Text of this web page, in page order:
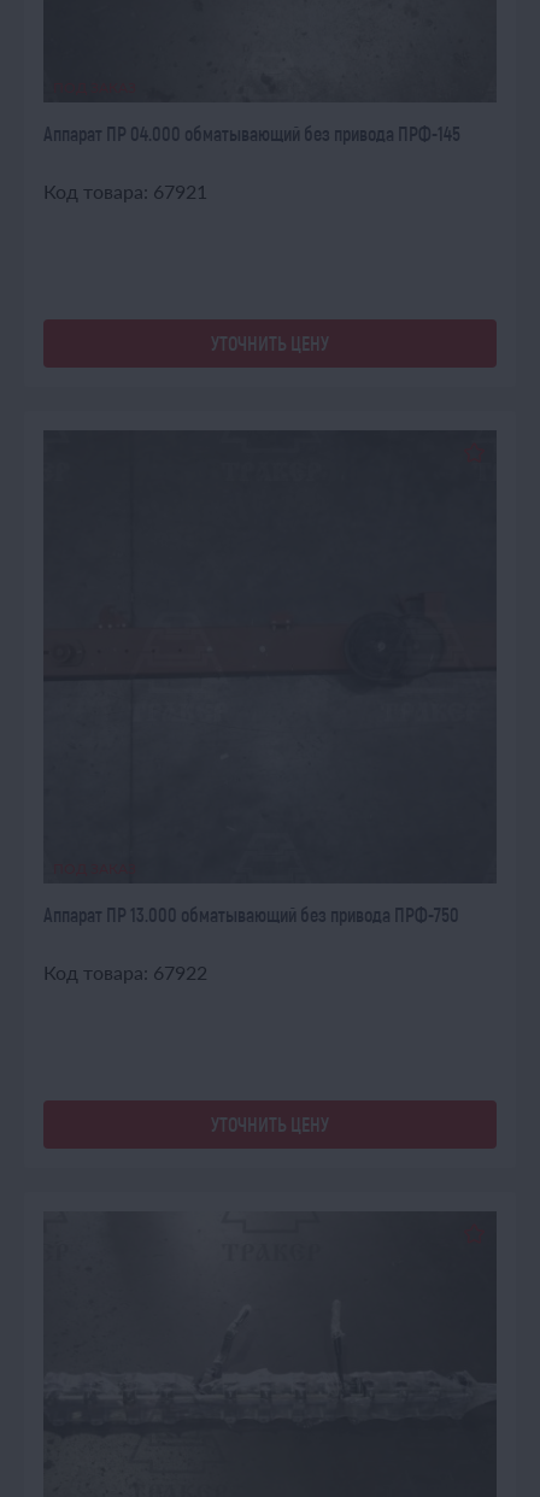
Аппарат ПР 04.000 обматывающий без привода ПРФ-145
Код товара: 67921
УТОЧНИТЬ ЦЕНУ
Аппарат ПР 13.000 обматывающий без привода ПРФ-750
Код товара: 67922
УТОЧНИТЬ ЦЕНУ